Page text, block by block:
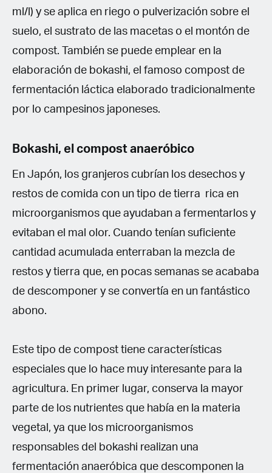
ml/l) y se aplica en riego o pulverización sobre el
suelo, el sustrato de las macetas o el montón de
compost. También se puede emplear en la
elaboración de bokashi, el famoso compost de
fermentación láctica elaborado tradicionalmente
por lo campesinos japoneses.
Bokashi, el compost anaeróbico
En Japón, los granjeros cubrían los desechos y
restos de comida con un tipo de tierra rica en
microorganismos que ayudaban a fermentarlos y
evitaban el mal olor. Cuando tenían suficiente
cantidad acumulada enterraban la mezcla de
restos y tierra que, en pocas semanas se acababa
de descomponer y se convertía en un fantástico
abono.
Este tipo de compost tiene características
especiales que lo hace muy interesante para la
agricultura. En primer lugar, conserva la mayor
parte de los nutrientes que había en la materia
vegetal, ya que los microorganismos
responsables del bokashi realizan una
fermentación anaeróbica que descomponen la